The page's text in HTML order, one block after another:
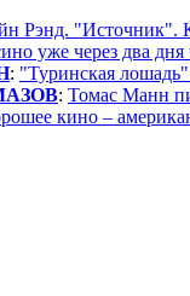
Рэнд. "Источник".
уже через два дня
: "Туринская
: Томас Манн
кино –